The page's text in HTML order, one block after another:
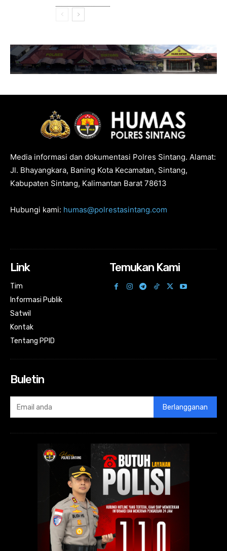
Media informasi dan dokumentasi Polres Sintang. Alamat:
Jl. Bhayangkara, Baning Kota Kecamatan, Sintang,
Kabupaten Sintang, Kalimantan Barat 78613
Hubungi kami: humas@polrestasintang.com
Link
Tim
Informasi Publik
Satwil
Kontak
Tentang PPID
Temukan Kami
Buletin
Berlangganan